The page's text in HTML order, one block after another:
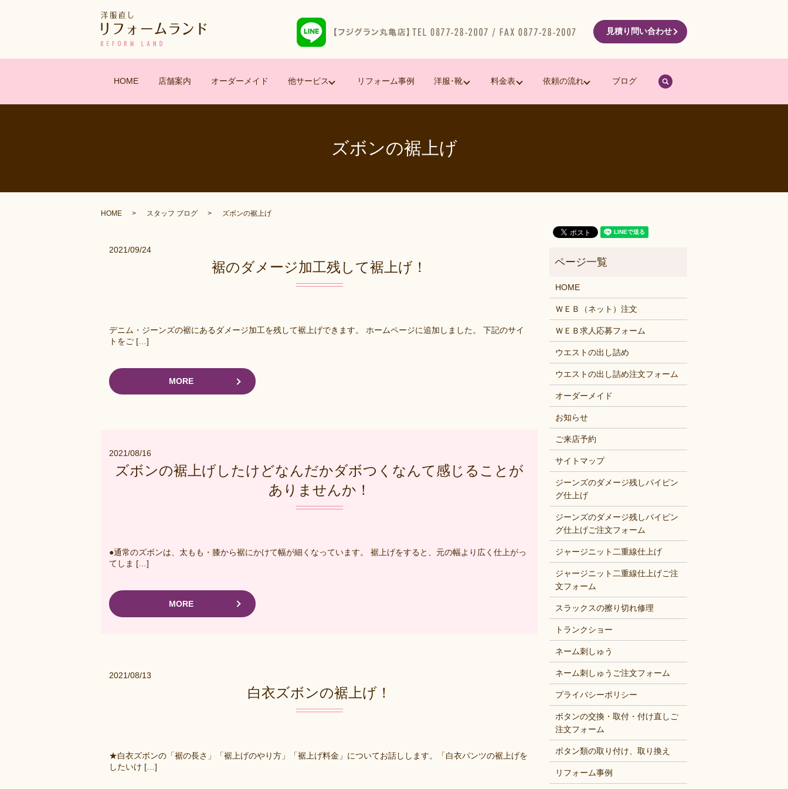
見積り問い合わせ
HOME 店舗案内 オーダーメイド 他サービス リフォーム事例 洋服･靴 料金表 依頼の流れ ブログ
ズボンの裾上げ
HOME スタッフ ブログ ズボンの裾上げ
2021/09/24
裾のダメージ加工残して裾上げ！
デニム・ジーンズの裾にあるダメージ加工を残して裾上げできます。 ホームページに追加しました。 下記のサイ
トをご […]
MORE
2021/08/16
ズボンの裾上げしたけどなんだかダボつくなんて感じることが
ありませんか！
●通常のズボンは、太もも・膝から裾にかけて幅が細くなっています。 裾上げをすると、元の幅より広く仕上がっ
てしま […]
MORE
2021/08/13
白衣ズボンの裾上げ！
★白衣ズボンの「裾の長さ」「裾上げのやり方」「裾上げ料金」についてお話しします。「白衣パンツの裾上げを
したいけ […]
HOME
ＷＥＢ（ネット）注文
ＷＥＢ求人応募フォーム
ウエストの出し詰め
ウエストの出し詰め注文フォーム
オーダーメイド
お知らせ
ご来店予約
サイトマップ
ジーンズのダメージ残しパイピン
グ仕上げ
ジーンズのダメージ残しパイピン
グ仕上げご注文フォーム
ジャージニット二重線仕上げ
ジャージニット二重線仕上げご注
文フォーム
スラックスの擦り切れ修理
トランクショー
ネーム刺しゅう
ネーム刺しゅうご注文フォーム
プライバシーポリシー
ボタンの交換・取付・付け直しご
注文フォーム
ボタン類の取り付け、取り換え
リフォーム事例